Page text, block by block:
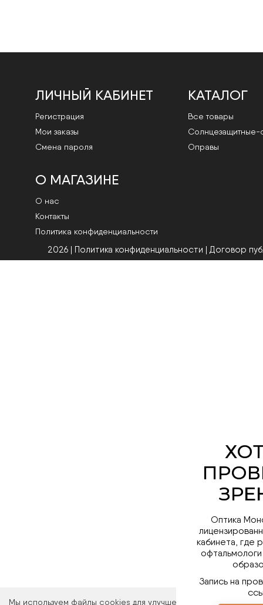
Мы используем файлы cookies для улучшения работы сайта.
ЛИЧНЫЙ КАБИНЕТ
Регистрация
Мои заказы
Смена пароля
КАТАЛОГ
Все товары
Cолнцезащитные-
Оправы
О МАГАЗИНЕ
О нас
Контакты
Политика конфиденциальности
2026 | Политика конфиденциальности | Договор
Оптика
кабинета, где
Запись на